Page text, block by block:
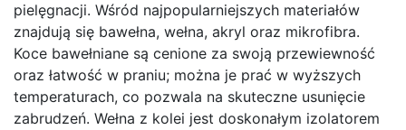
pielęgnacji. Wśród najpopularniejszych materiałów
znajdują się bawełna, wełna, akryl oraz mikrofibra.
Koce bawełniane są cenione za swoją przewiewność
oraz łatwość w praniu; można je prać w wyższych
temperaturach, co pozwala na skuteczne usunięcie
zabrudzeń. Wełna z kolei jest doskonałym izolatorem